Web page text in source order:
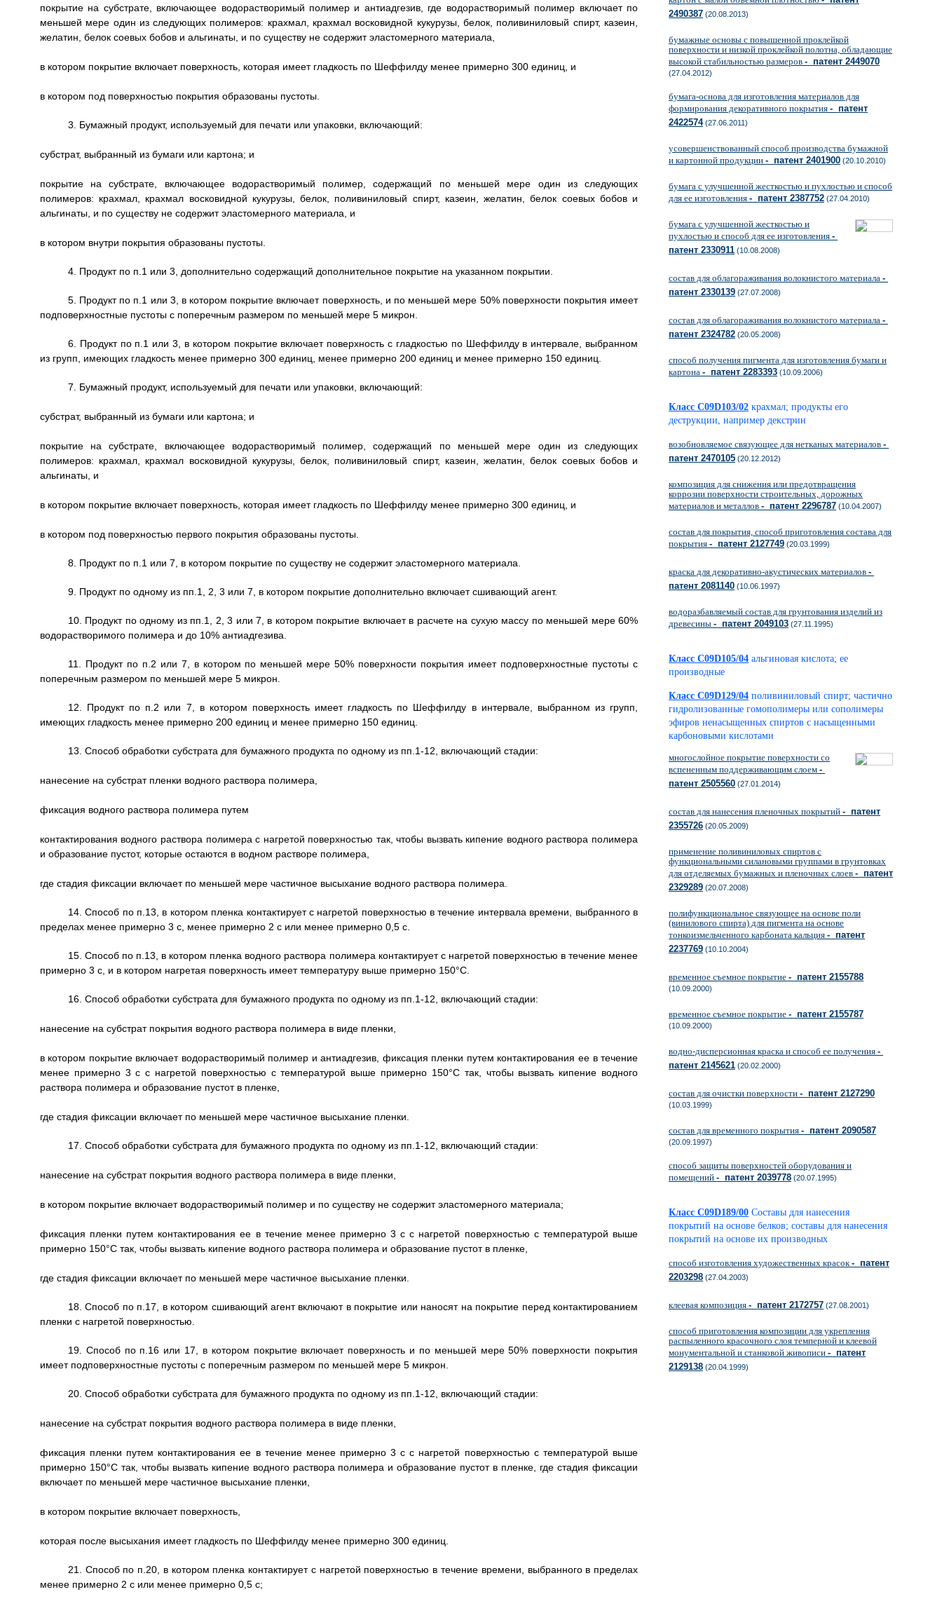
покрытие на субстрате, включающее водорастворимый полимер и антиадгезив, где водорастворимый полимер включает по
меньшей мере один из следующих полимеров: крахмал, крахмал восковидной кукурузы, белок, поливиниловый спирт, казеин,
желатин, белок соевых бобов и альгинаты, и по существу не содержит эластомерного материала,
в котором покрытие включает поверхность, которая имеет гладкость по Шеффилду менее примерно 300 единиц, и
в котором под поверхностью покрытия образованы пустоты.
3. Бумажный продукт, используемый для печати или упаковки, включающий:
субстрат, выбранный из бумаги или картона; и
покрытие на субстрате, включающее водорастворимый полимер, содержащий по меньшей мере один из следующих
полимеров: крахмал, крахмал восковидной кукурузы, белок, поливиниловый спирт, казеин, желатин, белок соевых бобов и
альгинаты, и по существу не содержит эластомерного материала, и
в котором внутри покрытия образованы пустоты.
4. Продукт по п.1 или 3, дополнительно содержащий дополнительное покрытие на указанном покрытии.
5. Продукт по п.1 или 3, в котором покрытие включает поверхность, и по меньшей мере 50% поверхности покрытия имеет
подповерхностные пустоты с поперечным размером по меньшей мере 5 микрон.
6. Продукт по п.1 или 3, в котором покрытие включает поверхность с гладкостью по Шеффилду в интервале, выбранном
из групп, имеющих гладкость менее примерно 300 единиц, менее примерно 200 единиц и менее примерно 150 единиц.
7. Бумажный продукт, используемый для печати или упаковки, включающий:
субстрат, выбранный из бумаги или картона; и
покрытие на субстрате, включающее водорастворимый полимер, содержащий по меньшей мере один из следующих
полимеров: крахмал, крахмал восковидной кукурузы, белок, поливиниловый спирт, казеин, желатин, белок соевых бобов и
альгинаты, и
в котором покрытие включает поверхность, которая имеет гладкость по Шеффилду менее примерно 300 единиц, и
в котором под поверхностью первого покрытия образованы пустоты.
8. Продукт по п.1 или 7, в котором покрытие по существу не содержит эластомерного материала.
9. Продукт по одному из пп.1, 2, 3 или 7, в котором покрытие дополнительно включает сшивающий агент.
10. Продукт по одному из пп.1, 2, 3 или 7, в котором покрытие включает в расчете на сухую массу по меньшей мере 60%
водорастворимого полимера и до 10% антиадгезива.
11. Продукт по п.2 или 7, в котором по меньшей мере 50% поверхности покрытия имеет подповерхностные пустоты с
поперечным размером по меньшей мере 5 микрон.
12. Продукт по п.2 или 7, в котором поверхность имеет гладкость по Шеффилду в интервале, выбранном из групп,
имеющих гладкость менее примерно 200 единиц и менее примерно 150 единиц.
13. Способ обработки субстрата для бумажного продукта по одному из пп.1-12, включающий стадии:
нанесение на субстрат пленки водного раствора полимера,
фиксация водного раствора полимера путем
контактирования водного раствора полимера с нагретой поверхностью так, чтобы вызвать кипение водного раствора полимера
и образование пустот, которые остаются в водном растворе полимера,
где стадия фиксации включает по меньшей мере частичное высыхание водного раствора полимера.
14. Способ по п.13, в котором пленка контактирует с нагретой поверхностью в течение интервала времени, выбранного в
пределах менее примерно 3 с, менее примерно 2 с или менее примерно 0,5 с.
15. Способ по п.13, в котором пленка водного раствора полимера контактирует с нагретой поверхностью в течение менее
примерно 3 с, и в котором нагретая поверхность имеет температуру выше примерно 150°С.
16. Способ обработки субстрата для бумажного продукта по одному из пп.1-12, включающий стадии:
нанесение на субстрат покрытия водного раствора полимера в виде пленки,
в котором покрытие включает водорастворимый полимер и антиадгезив, фиксация пленки путем контактирования ее в течение
менее примерно 3 с с нагретой поверхностью с температурой выше примерно 150°С так, чтобы вызвать кипение водного
раствора полимера и образование пустот в пленке,
где стадия фиксации включает по меньшей мере частичное высыхание пленки.
17. Способ обработки субстрата для бумажного продукта по одному из пп.1-12, включающий стадии:
нанесение на субстрат покрытия водного раствора полимера в виде пленки,
в котором покрытие включает водорастворимый полимер и по существу не содержит эластомерного материала;
фиксация пленки путем контактирования ее в течение менее примерно 3 с с нагретой поверхностью с температурой выше
примерно 150°С так, чтобы вызвать кипение водного раствора полимера и образование пустот в пленке,
где стадия фиксации включает по меньшей мере частичное высыхание пленки.
18. Способ по п.17, в котором сшивающий агент включают в покрытие или наносят на покрытие перед контактированием
пленки с нагретой поверхностью.
19. Способ по п.16 или 17, в котором покрытие включает поверхность и по меньшей мере 50% поверхности покрытия
имеет подповерхностные пустоты с поперечным размером по меньшей мере 5 микрон.
20. Способ обработки субстрата для бумажного продукта по одному из пп.1-12, включающий стадии:
нанесение на субстрат покрытия водного раствора полимера в виде пленки,
фиксация пленки путем контактирования ее в течение менее примерно 3 с с нагретой поверхностью с температурой выше
примерно 150°С так, чтобы вызвать кипение водного раствора полимера и образование пустот в пленке, где стадия фиксации
включает по меньшей мере частичное высыхание пленки,
в котором покрытие включает поверхность,
которая после высыхания имеет гладкость по Шеффилду менее примерно 300 единиц.
21. Способ по п.20, в котором пленка контактирует с нагретой поверхностью в течение времени, выбранного в пределах
менее примерно 2 с или менее примерно 0,5 с;
2490387 (20.08.2013)
бумажные основы с повышенной проклейкой
поверхности и низкой проклейкой полотна, обладающие
высокой стабильностью размеров - патент 2449070
(27.04.2012)
бумага-основа для изготовления материалов для
формирования декоративного покрытия - патент
2422574(27.06.2011)
усовершенствованный способ производства бумажной
и картонной продукции - патент 2401900 (20.10.2010)
бумага с улучшенной жесткостью и пухлостью и способ
для ее изготовления - патент 2387752 (27.04.2010)
бумага с улучшенной жесткостью и
пухлостью и способ для ее изготовления -
патент 2330911 (10.08.2008)
состав для облагораживания волокнистого материала -
патент 2330139 (27.07.2008)
состав для облагораживания волокнистого материала -
патент 2324782 (20.05.2008)
способ получения пигмента для изготовления бумаги и
картона - патент 2283393 (10.09.2006)
Класс C09D103/02 крахмал; продукты его
деструкции, например декстрин
возобновляемое связующее для нетканых материалов -
патент 2470105 (20.12.2012)
композиция для снижения или предотвращения
коррозии поверхности строительных, дорожных
материалов и металлов - патент 2296787 (10.04.2007)
состав для покрытия, способ приготовления состава для
покрытия - патент 2127749 (20.03.1999)
краска для декоративно-акустических материалов -
патент 2081140 (10.06.1997)
водоразбавляемый состав для грунтования изделий из
древесины - патент 2049103 (27.11.1995)
Класс C09D105/04 альгиновая кислота; ее
производные
Класс C09D129/04 поливиниловый спирт; частично
гидролизованные гомополимеры или сополимеры
эфиров ненасыщенных спиртов с насыщенными
карбоновыми кислотами
многослойное покрытие поверхности со
вспененным поддерживающим слоем -
патент 2505560 (27.01.2014)
состав для нанесения пленочных покрытий - патент
2355726 (20.05.2009)
применение поливиниловых спиртов с
функциональными силановыми группами в грунтовках
для отделяемых бумажных и пленочных слоев - патент
2329289 (20.07.2008)
полифункциональное связующее на основе поли
(винилового спирта) для пигмента на основе
тонкоизмельченного карбоната кальция - патент
2237769 (10.10.2004)
временное съемное покрытие - патент 2155788
(10.09.2000)
временное съемное покрытие - патент 2155787
(10.09.2000)
водно-дисперсионная краска и способ ее получения -
патент 2145621 (20.02.2000)
состав для очистки поверхности - патент 2127290
(10.03.1999)
состав для временного покрытия - патент 2090587
(20.09.1997)
способ защиты поверхностей оборудования и
помещений - патент 2039778 (20.07.1995)
Класс C09D189/00 Составы для нанесения
покрытий на основе белков; составы для нанесения
покрытий на основе их производных
способ изготовления художественных красок- патент
2203298 (27.04.2003)
клеевая композиция - патент 2172757 (27.08.2001)
способ приготовления композиции для укрепления
распыленного красочного слоя темперной и клеевой
монументальной и станковой живописи - патент
2129138 (20.04.1999)